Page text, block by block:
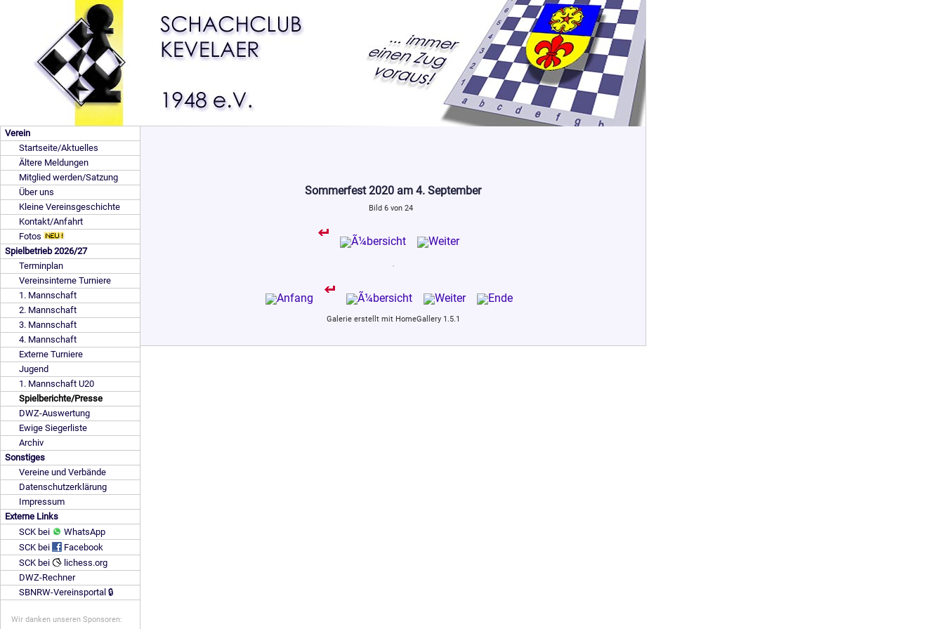
Verein
Startseite/Aktuelles
Ältere Meldungen
Mitglied werden/Satzung
Über uns
Kleine Vereinsgeschichte
Kontakt/Anfahrt
Fotos
Spielbetrieb 2026/27
Terminplan
Vereinsinterne Turniere
1. Mannschaft
2. Mannschaft
3. Mannschaft
4. Mannschaft
Externe Turniere
Jugend
1. Mannschaft U20
Spielberichte/Presse
DWZ-Auswertung
Ewige Siegerliste
Archiv
Sonstiges
Vereine und Verbände
Datenschutzerklärung
Impressum
Externe Links
SCK bei
WhatsApp
SCK bei
Facebook
SCK bei
lichess.org
DWZ-Rechner
SBNRW-Vereinsportal 🔒
Wir danken unseren Sponsoren:
Sommerfest 2020 am 4. September
Bild 6 von 24
Galerie erstellt mit HomeGallery 1.5.1